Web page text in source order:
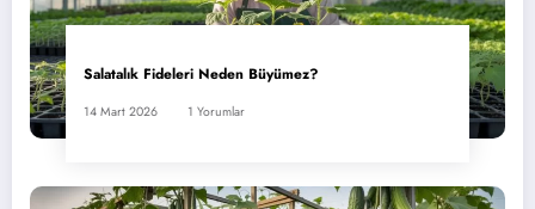
Salatalık Fideleri Neden Büyümez?
14 Mart 2026 1 Yorumlar